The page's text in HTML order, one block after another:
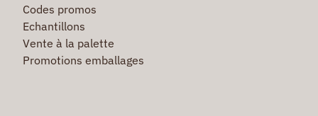
Codes promos
Echantillons
Vente à la palette
Promotions emballages